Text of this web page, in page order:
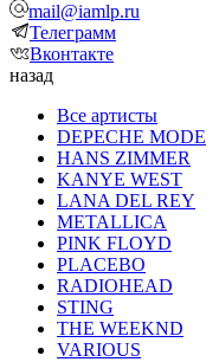
mail@iamlp.ru
Телеграмм
Вконтакте
назад
Все артисты
DEPECHE MODE
HANS ZIMMER
KANYE WEST
LANA DEL REY
METALLICA
PINK FLOYD
PLACEBO
RADIOHEAD
STING
THE WEEKND
VARIOUS